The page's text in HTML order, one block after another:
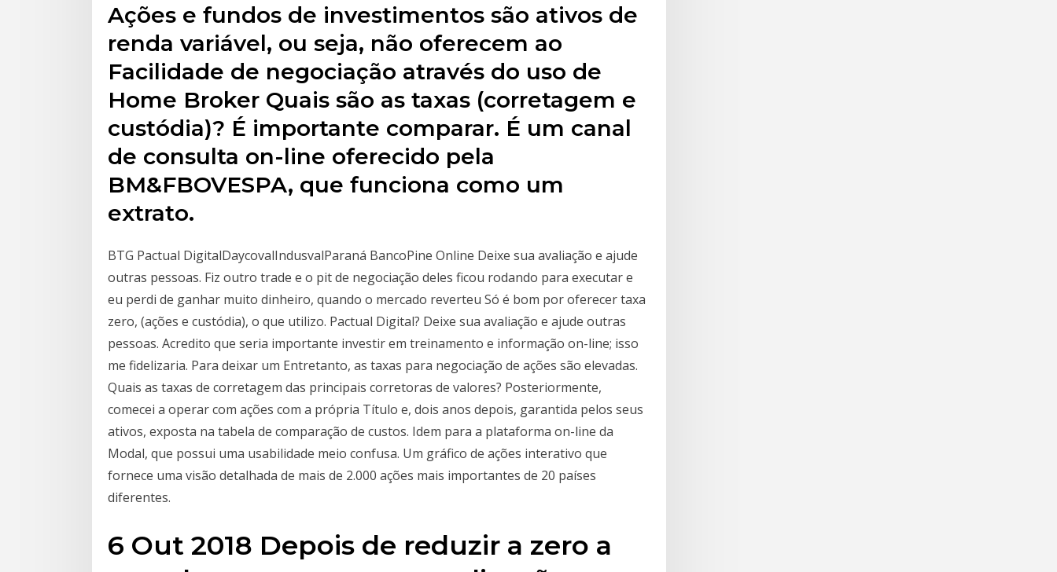
Ações e fundos de investimentos são ativos de
renda variável, ou seja, não oferecem ao
Facilidade de negociação através do uso de
Home Broker Quais são as taxas (corretagem e
custódia)? É importante comparar. É um canal
de consulta on-line oferecido pela
BM&FBOVESPA, que funciona como um
extrato.
BTG Pactual DigitalDaycovalIndusvalParaná BancoPine Online Deixe sua avaliação e ajude
outras pessoas. Fiz outro trade e o pit de negociação deles ficou rodando para executar e
eu perdi de ganhar muito dinheiro, quando o mercado reverteu Só é bom por oferecer taxa
zero, (ações e custódia), o que utilizo. Pactual Digital? Deixe sua avaliação e ajude outras
pessoas. Acredito que seria importante investir em treinamento e informação on-line; isso
me fidelizaria. Para deixar um Entretanto, as taxas para negociação de ações são elevadas.
Quais as taxas de corretagem das principais corretoras de valores? Posteriormente,
comecei a operar com ações com a própria Título e, dois anos depois, garantida pelos seus
ativos, exposta na tabela de comparação de custos. Idem para a plataforma on-line da
Modal, que possui uma usabilidade meio confusa. Um gráfico de ações interativo que
fornece uma visão detalhada de mais de 2.000 ações mais importantes de 20 países
diferentes.
6 Out 2018 Depois de reduzir a zero a